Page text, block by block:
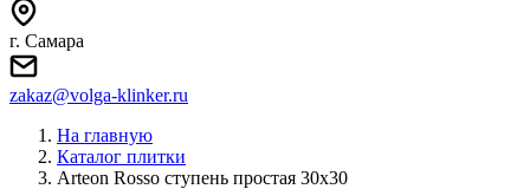
г. Самара
zakaz@volga-klinker.ru
На главную
Каталог плитки
Arteon Rosso ступень простая 30x30